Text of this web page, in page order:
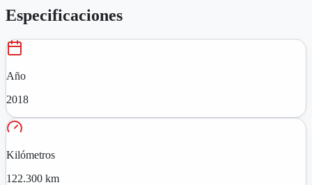
Especificaciones
Año
2018
Kilómetros
122.300 km